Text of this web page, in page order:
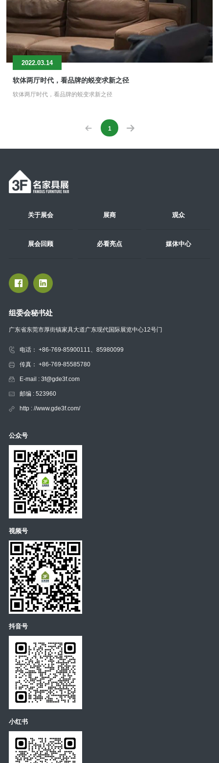
2022.03.14
软体两厅时代，看品牌的蜕变求新之径
软体两厅时代，看品牌的蜕变求新之径
1
关于展会 展商 观众
展会回顾 必看亮点 媒体中心
组委会秘书处
广东省东莞市厚街镇家具大道广东现代国际展览中心12号门
电话： +86-769-85900111、85980099
传真： +86-769-85585780
E-mail : 3f@gde3f.com
邮编 : 523960
http : //www.gde3f.com/
公众号
视频号
抖音号
小红书